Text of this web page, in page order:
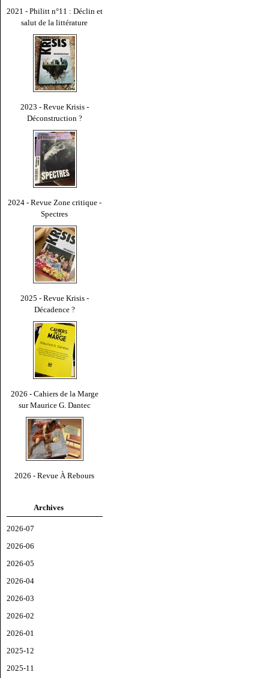
2021 - Philitt n°11 : Déclin et
salut de la littérature
2023 - Revue Krisis -
Déconstruction ?
2024 - Revue Zone critique -
Spectres
2025 - Revue Krisis -
Décadence ?
2026 - Cahiers de la Marge
sur Maurice G. Dantec
2026 - Revue À Rebours
Archives
2026-07
2026-06
2026-05
2026-04
2026-03
2026-02
2026-01
2025-12
2025-11